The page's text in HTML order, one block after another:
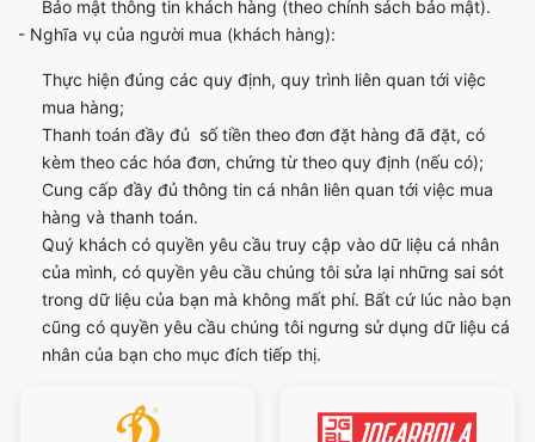
Bảo mật thông tin khách hàng (theo chính sách bảo mật).
- Nghĩa vụ của người mua (khách hàng):
Thực hiện đúng các quy định, quy trình liên quan tới việc
mua hàng;
Thanh toán đầy đủ số tiền theo đơn đặt hàng đã đặt, có
kèm theo các hóa đơn, chứng từ theo quy định (nếu có);
Cung cấp đầy đủ thông tin cá nhân liên quan tới việc mua
hàng và thanh toán.
Quý khách có quyền yêu cầu truy cập vào dữ liệu cá nhân
của mình, có quyền yêu cầu chúng tôi sửa lại những sai sót
trong dữ liệu của bạn mà không mất phí. Bất cứ lúc nào bạn
cũng có quyền yêu cầu chúng tôi ngưng sử dụng dữ liệu cá
nhân của bạn cho mục đích tiếp thị.